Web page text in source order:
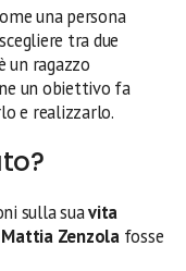
una persona
tra due
un ragazzo
un obiettivo fa
e realizzarlo.
sulla suavita
Mattia Zenzolafosse